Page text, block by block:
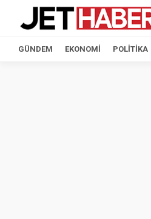
GÜNDEM EKONOMI POLITIKA